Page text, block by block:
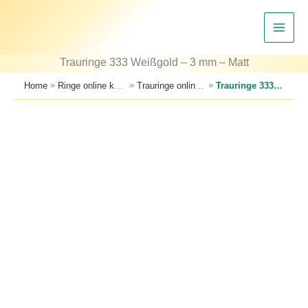
Trauringe 333 Weißgold – 3 mm – Matt
Home» Ringe online kaufen – Trauringe, Verlobungsringe & Partnerringe » Trauringe online kaufen – große Auswahl an Eheringen » Trauringe 333 Weißgold – 3 mm – Matt